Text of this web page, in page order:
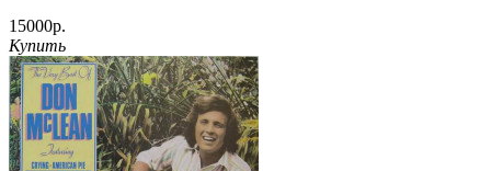
15000р.
Купить